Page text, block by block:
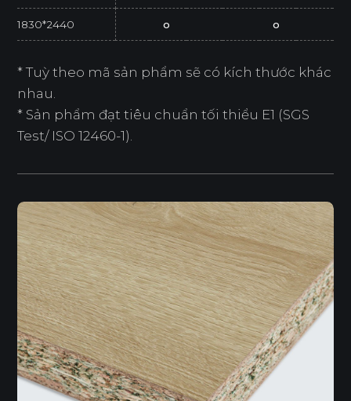
1830*2440 o o
* Tuỳ theo mã sản phẩm sẽ có kích thước khác
nhau.
* Sản phẩm đạt tiêu chuẩn tối thiểu E1 (SGS
Test/ ISO 12460-1).